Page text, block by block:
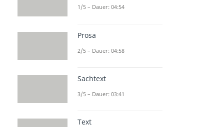
1/5 – Dauer: 04:54
Prosa
2/5 – Dauer: 04:58
Sachtext
3/5 – Dauer: 03:41
Text